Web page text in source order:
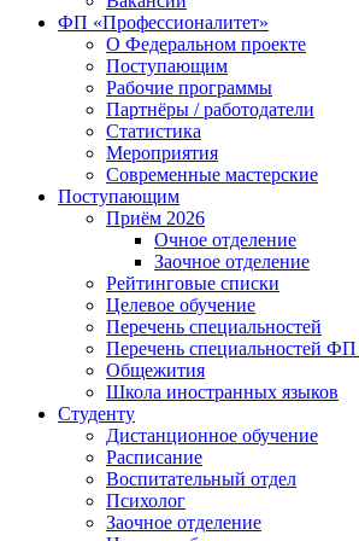
ФП «Профессионалитет»
О Федеральном проекте
Поступающим
Рабочие программы
Партнёры / работодатели
Статистика
Мероприятия
Современные мастерские
Поступающим
Приём 2026
Очное отделение
Заочное отделение
Рейтинговые списки
Целевое обучение
Перечень специальностей
Перечень специальностей
Общежития
Школа иностранных языков
Студенту
Дистанционное обучение
Расписание
Воспитательный отдел
Психолог
Заочное отделение